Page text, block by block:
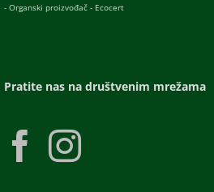
- Organski proizvođač - Ecocert
Pratite nas na društvenim mrežama